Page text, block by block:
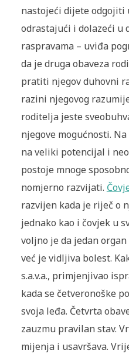
nas­tojeći dijete odgojiti
odrastajući i dolazeći u
raspravama – uviđa
da je druga obaveza
pratiti njegov duhovni
razini njegovog
roditelja jeste
nje­gove mogućnosti.
na veliki potencijal i
postoje mnoge
nomjerno razvijati.
razvijen kada je riječ o
jednako kao i čovjek u
voljno je da jedan
već je vidljiva bolest.
s.a.v.a., primjenjivao
kada se četveronoške
svoja leđa. Četvrta
zauzmu pravilan stav.
mijenja i usavršava.